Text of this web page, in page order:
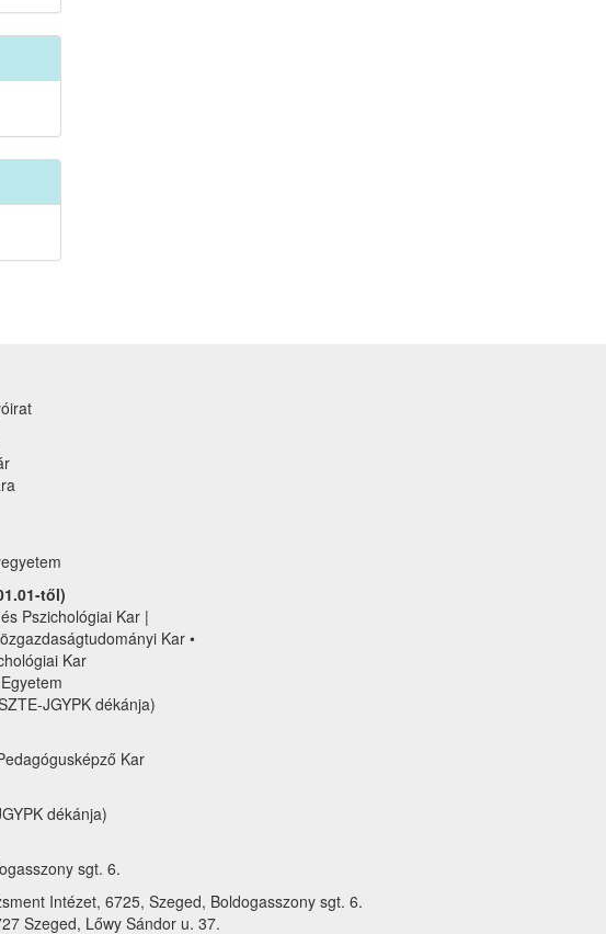
től)
Pszichológiai Kar |
Kar •
Kar
JGYPK dékánja)
Kar
dékánja)
sgt. 6.
Intézet, 6725, Szeged, Boldogasszony sgt. 6.
Szeged, Lőwy Sándor u. 37.